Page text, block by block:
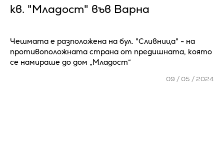
кв. "Младост" във Варна
Чешмата е разположена на бул. "Сливница" - на
противоположната страна от предишната, която
се намираше до дом „Младост“
09 / 05 / 2024